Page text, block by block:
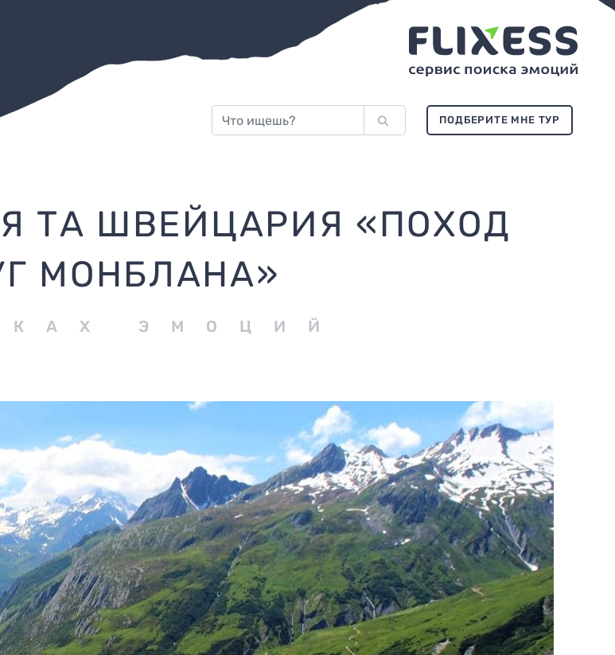
ПОДБЕРИТЕ МНЕ ТУР
ТА ШВЕЙЦАРИЯ «ПОХОД
МОНБЛАНА»
ЭМОЦИЙ